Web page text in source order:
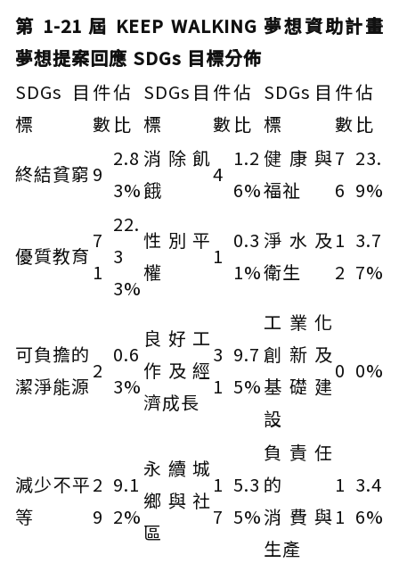
第 1-21 屆 KEEP WALKING 夢想資助計畫
夢想提案回應 SDGs 目標分佈
SDGs目
標
件
數
佔
比
SDGs目
標
件
數
佔
比
SDGs目
標
件
數
佔
比
終結貧窮 9
2.8
3%
消除飢
餓
4
1.2
6%
健康與
福祉
7
6
23.
9%
優質教育
7
1
22.
3
3%
性別平
權
1
0.3
1%
淨水及
衛生
1
2
3.7
7%
可負擔的
潔淨能源
2
0.6
3%
良好工
作及經
濟成長
3
1
9.7
5%
工業化
創新及
基礎建
設
0 0%
減少不平
等
2
9
9.1
2%
永續城
鄉與社
區
1
7
5.3
5%
負責任
的
消費與
生產
1
1
3.4
6%